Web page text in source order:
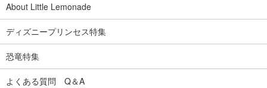
About Little Lemonade
ディズニープリンセス特集
恐竜特集
よくある質問 Q＆A